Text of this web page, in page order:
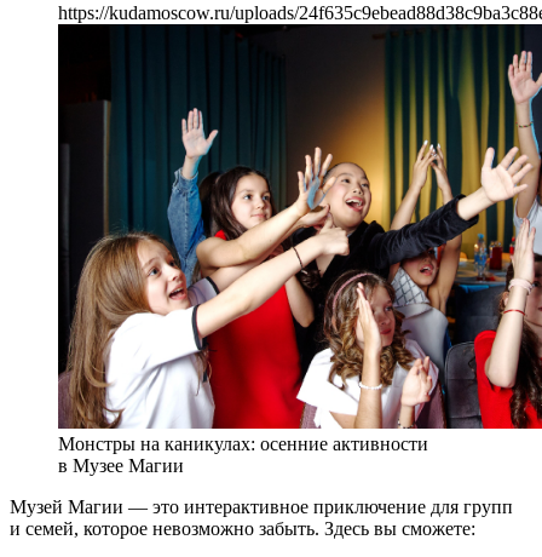
https://kudamoscow.ru/uploads/
Монстры на каникулах: осенние активности
в Музее Магии
Музей Магии — это интерактивное приключение для групп
и семей, которое невозможно забыть. Здесь вы сможете: